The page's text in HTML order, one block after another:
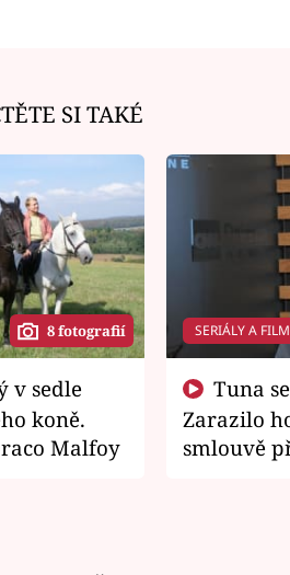
SI TAKÉ
8 fotografií
koně.
Malfoy
SERIÁLY A
Zarazilo
smlouvě